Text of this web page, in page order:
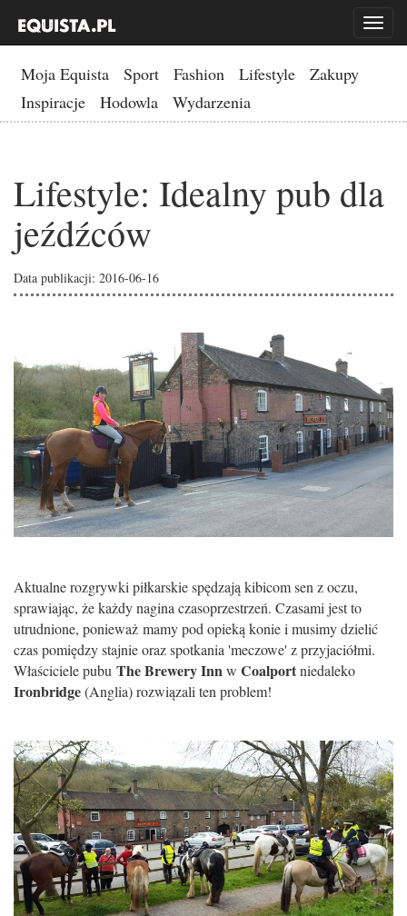
Toggle
Moja Equista Sport Fashion Lifestyle
Zakupy
Inspiracje
Hodowla Wydarzenia
Lifestyle: Idealny pub dla
jeźdźców
Data publikacji: 2016-06-16
Aktualne rozgrywki piłkarskie spędzają kibicom sen z oczu,
sprawiając, że każdy nagina czasoprzestrzeń. Czasami jest to
utrudnione, ponieważ mamy pod opieką konie i musimy dzielić
czas pomiędzy stajnie oraz spotkania 'meczowe' z przyjaciółmi.
Właściciele pubu The Brewery Inn w Coalportniedaleko
Ironbridge(Anglia) rozwiązali ten problem!